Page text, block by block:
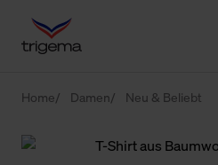
Home Damen Neu & Beliebt